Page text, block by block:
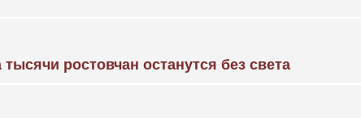
ростовчан останутся без света